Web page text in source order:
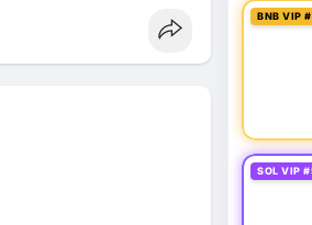
BNB VIP
SOL VIP